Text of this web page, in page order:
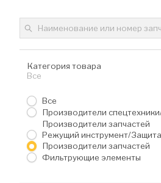
Категория товара
Активные фильтры:
Все
Все
Производители
Производители запчастей
Режущий инструмент/
Производители запчастей
Фильтрующие элементы